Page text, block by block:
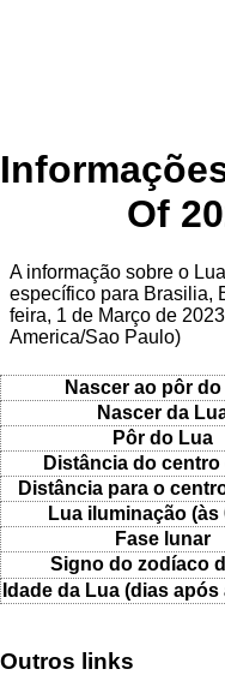
Of
A informação sobre o
específico para Brasilia,
feira, 1 de Março de
America/Sao Paulo)
Nascer ao pôr
Nascer da
Pôr do Lua
Distância do centro
Distância para o
Lua iluminação (às
Fase lunar
Signo do zodíaco
Idade da Lua (dias
Outros links